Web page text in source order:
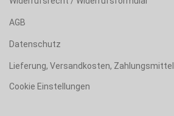
AGB
Datenschutz
Lieferung, Versandkosten, Zahlungsmittel
Cookie Einstellungen